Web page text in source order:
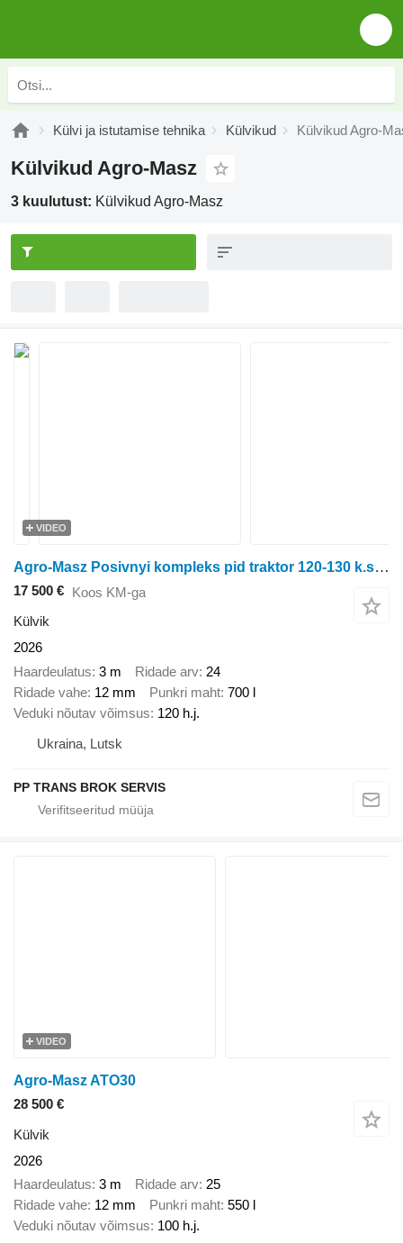
Külvi ja istutamise tehnika Külvikud Külvikud Agro-
Külvikud Agro-Masz
3 kuulutust: Külvikud Agro-Masz
VIDEO
Agro-Masz Posivnyi kompleks pid traktor 120-130 k.s. SN300
17 500 € Koos KM-ga
Külvik
2026
Haardeulatus 3 m Ridade arv 24
Ridade vahe 12 mm Punkri maht 700 l
Veduki nõutav võimsus 120 h.j.
Ukraina, Lutsk
PP TRANS BROK SERVIS
VIDEO
Agro-Masz ATO30
28 500 €
Külvik
2026
Haardeulatus 3 m Ridade arv 25
Ridade vahe 12 mm Punkri maht 550 l
Veduki nõutav võimsus 100 h.j.